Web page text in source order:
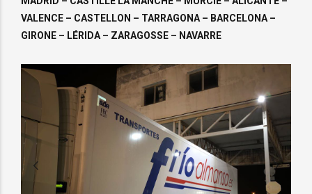
VALENCE – CASTELLON – TARRAGONA – BARCELONA –
GIRONE – LÉRIDA – ZARAGOSSE – NAVARRE